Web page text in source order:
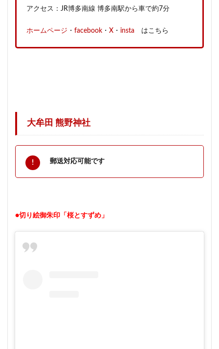
アクセス：JR博多南線 博多南駅から車で約7分
ホームページ ・ facebook ・ X ・ insta はこちら
大牟田 熊野神社
郵送対応可能です
●切り絵御朱印「桜とすずめ」